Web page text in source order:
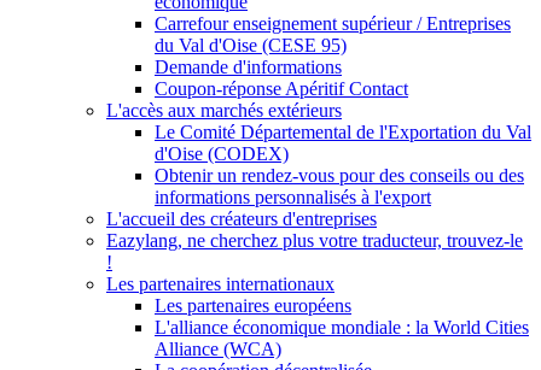
Carrefour enseignement supérieur / Entreprises
du Val d'Oise (CESE 95)
Demande d'informations
Coupon-réponse Apéritif Contact
L'accès aux marchés extérieurs
Le Comité Départemental de l'Exportation du Val
d'Oise (CODEX)
Obtenir un rendez-vous pour des conseils ou des
informations personnalisés à l'export
L'accueil des créateurs d'entreprises
Eazylang, ne cherchez plus votre traducteur, trouvez-le
!
Les partenaires internationaux
Les partenaires européens
L'alliance économique mondiale : la World Cities
Alliance (WCA)